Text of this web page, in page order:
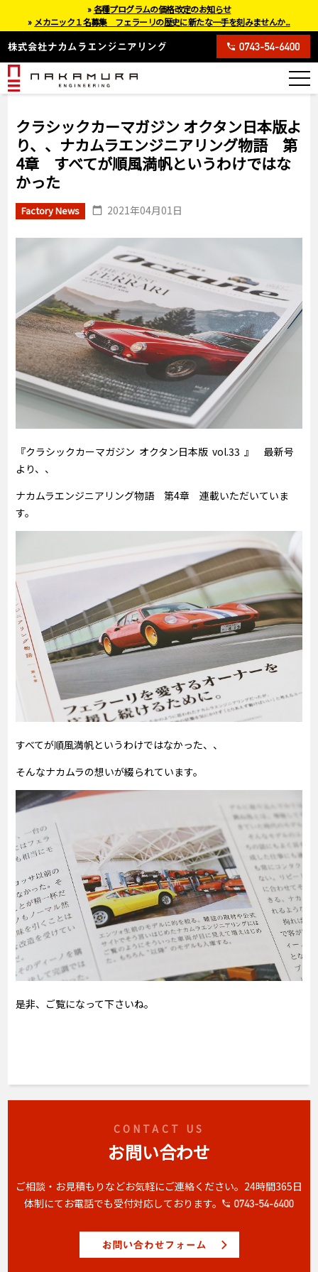
クラシックカーマガジン オクタン日本版よ
り、、ナカムラエンジニアリング物語 第
4章 すべてが順風満帆というわけではな
かった
Factory News 2021年04月01日
『クラシックカーマガジン オクタン日本版 vol.33 』 最新号
より、、
ナカムラエンジニアリング物語 第4章 連載いただいていま
す。
すべてが順風満帆というわけではなかった、、
そんなナカムラの想いが綴られています。
是非、ご覧になって下さいね。
CONTACT US
お問い合わせ
ご相談・お見積もりなどお気軽にご連絡ください。 24時間365日
体制にてお電話でも受付対応しております。
»各種プログラムの価格改定のお知らせ
» メカニック１名募集 フェラーリの歴史に新たな一手を刻みませんか...